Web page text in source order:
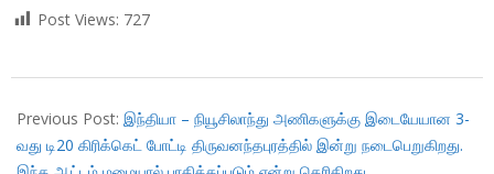
Post Views: 727
11-
07
Previous Post: இந்தியா – நியூசிலாந்து அணிகளுக்கு இடையேயான 3-
வது டி20 கிரிக்கெட் போட்டி திருவனந்தபுரத்தில் இன்று நடைபெறுகிறது.